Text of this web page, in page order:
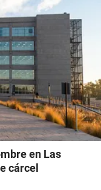
en Las
cárcel